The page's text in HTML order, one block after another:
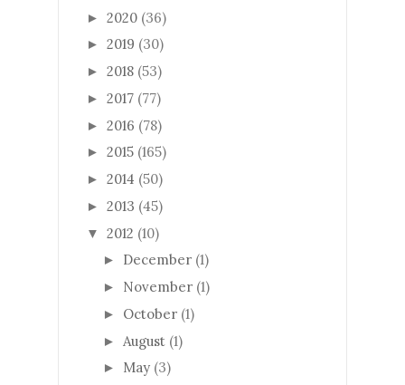
► 2020 (36)
► 2019 (30)
► 2018 (53)
► 2017 (77)
► 2016 (78)
► 2015 (165)
► 2014 (50)
► 2013 (45)
▼ 2012 (10)
► December (1)
► November (1)
► October (1)
► August (1)
► May (3)